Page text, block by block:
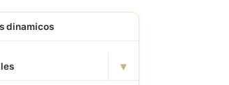
dinamicos
▾